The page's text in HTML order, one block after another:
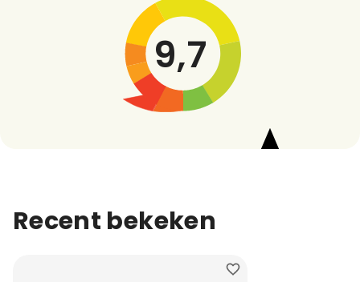
9,7
Recent bekeken